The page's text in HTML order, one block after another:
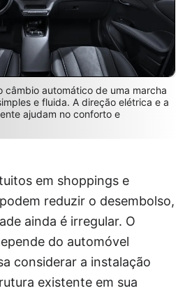
câmbio automático de uma marcha
e fluida. A direção elétrica e a
ajudam no conforto e
em shoppings e
reduzir o desembolso,
ainda é irregular. O
do automóvel
considerar a instalação
existente em sua